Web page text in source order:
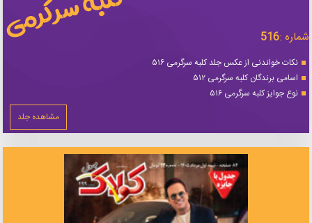
شماره :516
نکات خواندنی از عکس جلد کلبه سرگرمی ۵۱۶
اسامی برندگان کلبه سرگرمی ۵۱۲
نوع جوایز کلبه سرگرمی ۵۱۶
مشاهده جلد